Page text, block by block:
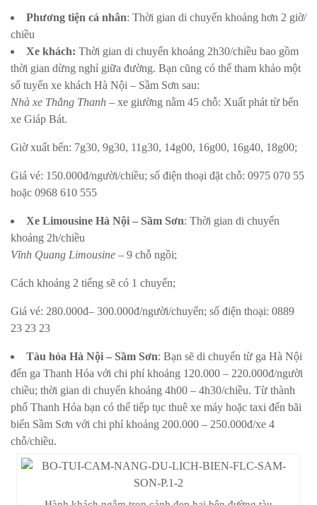
Phương tiện cá nhân: Thời gian di chuyển khoảng hơn 2 giờ/
chiều
Xe khách: Thời gian di chuyển khoảng 2h30/chiều bao gồm
thời gian dừng nghỉ giữa đường. Bạn cũng có thể tham khảo một
số tuyến xe khách Hà Nội – Sầm Sơn sau:
Nhà xe Thắng Thanh – xe giường nằm 45 chỗ: Xuất phát từ bến
xe Giáp Bát.
Giờ xuất bến: 7g30, 9g30, 11g30, 14g00, 16g00, 16g40, 18g00;
Giá vé: 150.000đ/người/chiều; số điện thoại đặt chỗ: 0975 070 55
hoặc 0968 610 555
Xe Limousine Hà Nội – Sầm Sơn: Thời gian di chuyển
khoảng 2h/chiều
Vĩnh Quang Limousine – 9 chỗ ngồi;
Cách khoảng 2 tiếng sẽ có 1 chuyến;
Giá vé: 280.000đ– 300.000đ/người/chuyến; số điện thoại: 0889
23 23 23
Tàu hỏa Hà Nội – Sầm Sơn: Bạn sẽ di chuyển từ ga Hà Nội
đến ga Thanh Hóa với chi phí khoảng 120.000 – 220.000đ/người
chiều; thời gian di chuyển khoảng 4h00 – 4h30/chiều. Từ thành
phố Thanh Hóa bạn có thể tiếp tục thuê xe máy hoặc taxi đến bãi
biển Sầm Sơn với chi phí khoảng 200.000 – 250.000đ/xe 4
chỗ/chiều.